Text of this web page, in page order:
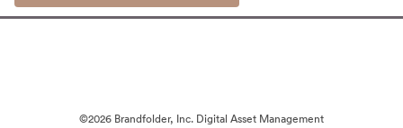
©2026 Brandfolder, Inc. Digital Asset Management